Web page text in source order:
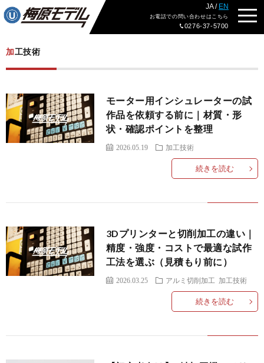
JA / EN
お電話での問い合わせはこちら
0276-37-5700
ブログトップ 加工技術
加工技術
モーター用インシュレーターの試
作品を依頼する前に｜材質・形
状・確認ポイントを整理
2026.05.19 加工技術
続きを読む
3Dプリンターと切削加工の違い｜
精度・強度・コストで最適な試作
工法を選ぶ（見積もり前に）
2026.03.25 アルミ切削加工 加工技術
続きを読む